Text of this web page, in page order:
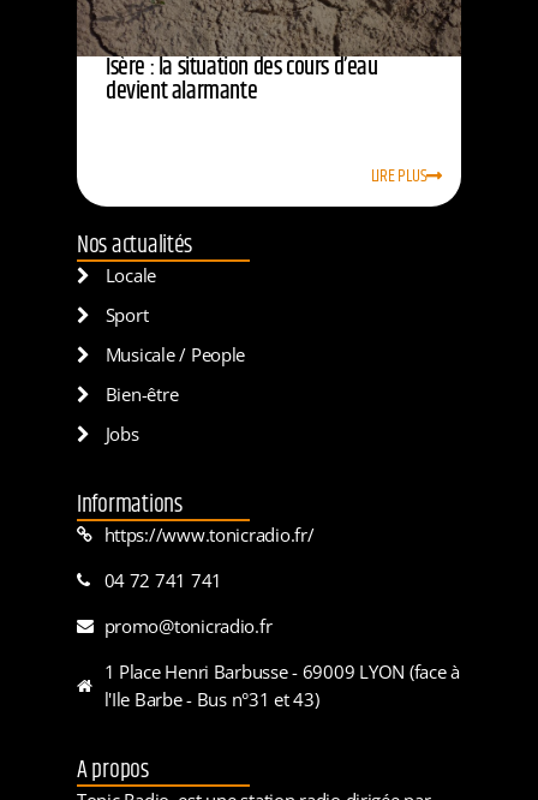
Isère : la situation des cours d’eau
devient alarmante
LIRE PLUS
Nos actualités
Locale
Sport
Musicale / People
Bien-être
Jobs
Informations
https://www.tonicradio.fr/
04 72 741 741
promo@tonicradio.fr
1 Place Henri Barbusse - 69009 LYON (face à
l'Ile Barbe - Bus n°31 et 43)
A propos